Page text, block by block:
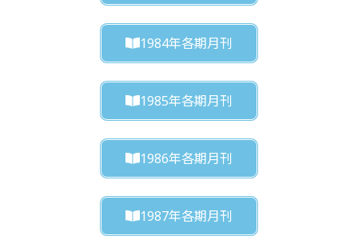
1984年各期月刊
1985年各期月刊
1986年各期月刊
1987年各期月刊